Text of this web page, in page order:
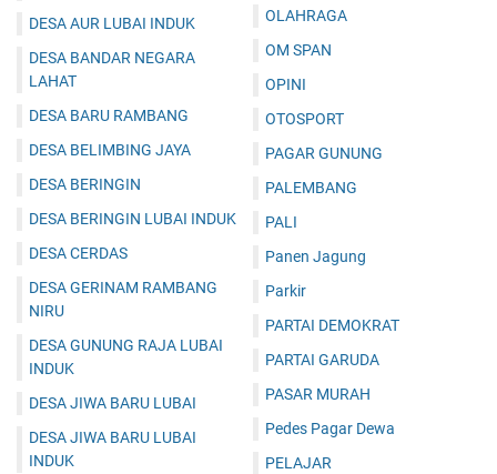
DESA AUR LUBAI INDUK
DESA BANDAR NEGARA
LAHAT
DESA BARU RAMBANG
DESA BELIMBING JAYA
DESA BERINGIN
DESA BERINGIN LUBAI INDUK
DESA CERDAS
DESA GERINAM RAMBANG
NIRU
DESA GUNUNG RAJA LUBAI
INDUK
DESA JIWA BARU LUBAI
DESA JIWA BARU LUBAI
INDUK
OLAHRAGA
OM SPAN
OPINI
OTOSPORT
PAGAR GUNUNG
PALEMBANG
PALI
Panen Jagung
Parkir
PARTAI DEMOKRAT
PARTAI GARUDA
PASAR MURAH
Pedes Pagar Dewa
PELAJAR